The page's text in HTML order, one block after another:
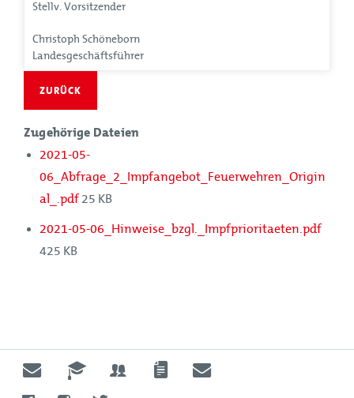
Stellv. Vorsitzender
Christoph Schöneborn
Landesgeschäftsführer
ZURÜCK
Zugehörige Dateien
2021-05-
06_Abfrage_2_Impfangebot_Feuerwehren_Origin
al_.pdf 25 KB
2021-05-06_Hinweise_bzgl._Impfprioritaeten.pdf
425 KB